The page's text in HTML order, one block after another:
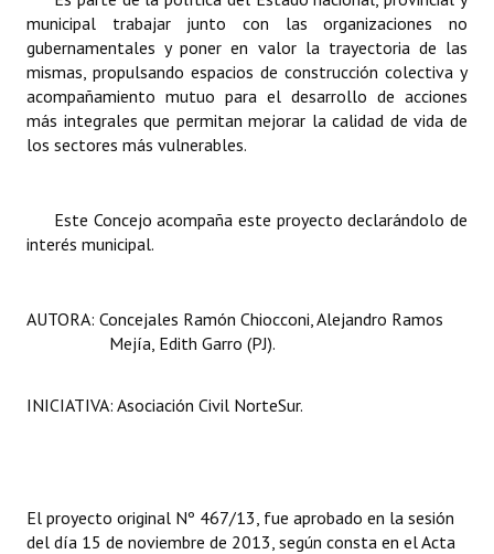
municipal trabajar junto con las organizaciones no
gubernamentales y poner en valor la trayectoria de las
mismas, propulsando espacios de construcción colectiva y
acompañamiento mutuo para el desarrollo de acciones
más integrales que permitan mejorar la calidad de vida de
los sectores más vulnerables.
Este Concejo acompaña este proyecto declarándolo de
interés municipal.
AUTORA: Concejales Ramón Chiocconi, Alejandro Ramos
Mejía, Edith Garro (PJ).
INICIATIVA: Asociación Civil NorteSur.
El proyecto original Nº 467/13, fue aprobado en la sesión
del día 15 de noviembre de 2013, según consta en el Acta